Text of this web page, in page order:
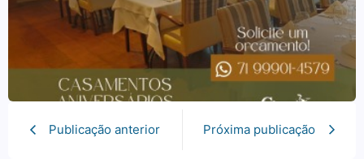
Publicação anterior Próxima publicação